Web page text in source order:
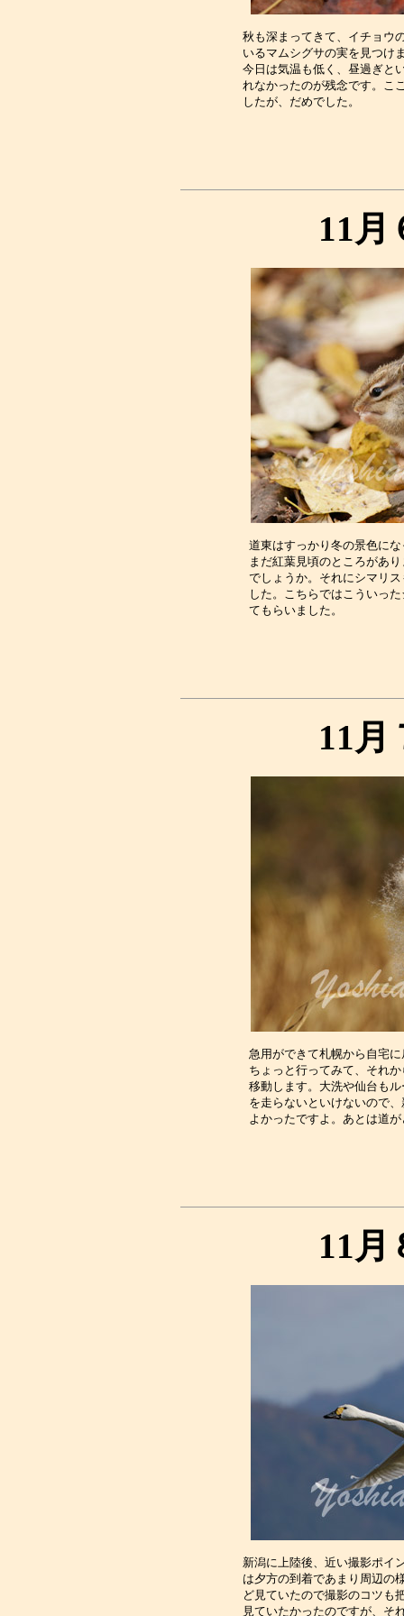
秋も深まってきて、イチョウ
いるマムシグサの実を見つけ
今日は気温も低く、昼過ぎと
れなかったのが残念です。こ
11月
道東はすっかり冬の景色に
まだ紅葉見頃のところがあ
でしょうか。それにシマリ
した。こちらではこういっ
11月
急用ができて札幌から自宅
ちょっと行ってみて、それ
移動します。大洗や仙台も
を走らないといけないので
11月
新潟に上陸後、近い撮影ポイ
は夕方の到着であまり周辺の
ど見ていたので撮影のコツも
見ていたかったのですが、そ